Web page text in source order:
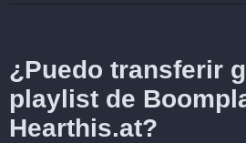
¿Puedo transferir
playlist de
Hearthis.at?